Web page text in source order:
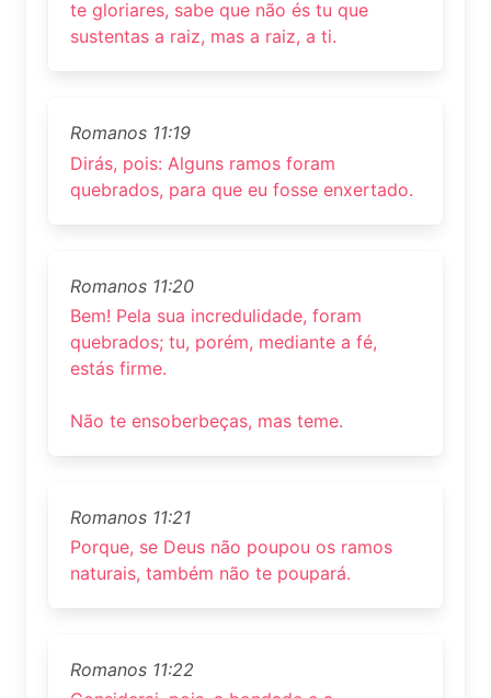
te gloriares, sabe que não és tu que
sustentas a raiz, mas a raiz, a ti.
Romanos 11:19
Dirás, pois: Alguns ramos foram
quebrados, para que eu fosse enxertado.
Romanos 11:20
Bem! Pela sua incredulidade, foram
quebrados; tu, porém, mediante a fé,
estás firme.
Não te ensoberbeças, mas teme.
Romanos 11:21
Porque, se Deus não poupou os ramos
naturais, também não te poupará.
Romanos 11:22